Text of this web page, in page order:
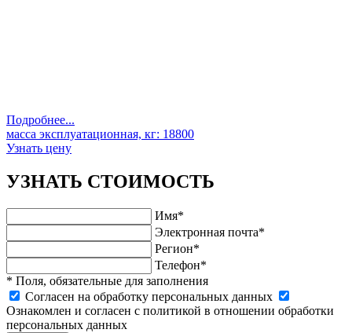
Подробнее...
масса эксплуатационная, кг: 18800
Узнать цену
УЗНАТЬ СТОИМОСТЬ
Имя*
Электронная почта*
Регион*
Телефон*
* Поля, обязательные для заполнения
Cогласен на обработку персональных данных
Ознакомлен и согласен с политикой в отношении обработки
персональных данных